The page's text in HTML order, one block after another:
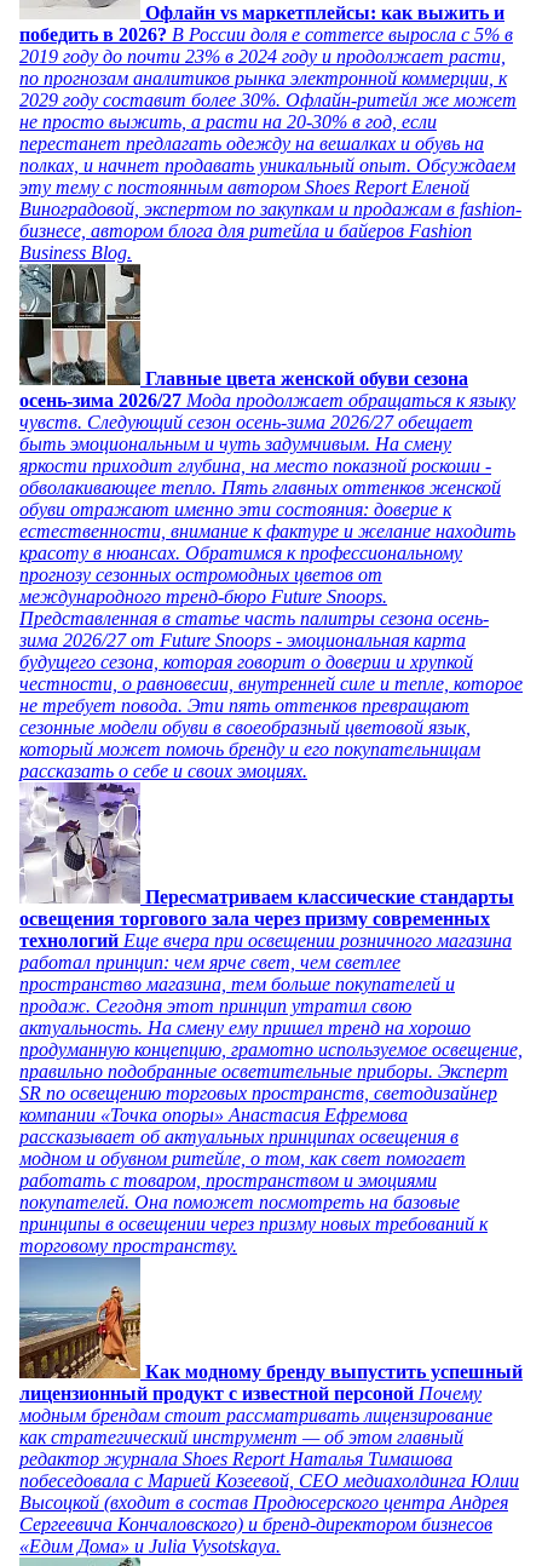
Офлайн vs маркетплейсы: как выжить и
победить в 2026? В России доля e commerce выросла с 5% в
2019 году до почти 23% в 2024 году и продолжает расти,
по прогнозам аналитиков рынка электронной коммерции, к
2029 году составит более 30%. Офлайн-ритейл же может
не просто выжить, а расти на 20-30% в год, если
перестанет предлагать одежду на вешалках и обувь на
полках, и начнет продавать уникальный опыт. Обсуждаем
эту тему с постоянным автором Shoes Report Еленой
Виноградовой, экспертом по закупкам и продажам в fashion-
бизнесе, автором блога для ритейла и байеров Fashion
Business Blog.
Главные цвета женской обуви сезона
осень-зима 2026/27 Мода продолжает обращаться к языку
чувств. Следующий сезон осень-зима 2026/27 обещает
быть эмоциональным и чуть задумчивым. На смену
яркости приходит глубина, на место показной роскоши -
обволакивающее тепло. Пять главных оттенков женской
обуви отражают именно эти состояния: доверие к
естественности, внимание к фактуре и желание находить
красоту в нюансах. Обратимся к профессиональному
прогнозу сезонных остромодных цветов от
международного тренд-бюро Future Snoops.
Представленная в статье часть палитры сезона осень-
зима 2026/27 от Future Snoops - эмоциональная карта
будущего сезона, которая говорит о доверии и хрупкой
честности, о равновесии, внутренней силе и тепле, которое
не требует повода. Эти пять оттенков превращают
сезонные модели обуви в своеобразный цветовой язык,
который может помочь бренду и его покупательницам
рассказать о себе и своих эмоциях.
Пересматриваем классические стандарты
освещения торгового зала через призму современных
технологий Еще вчера при освещении розничного магазина
работал принцип: чем ярче свет, чем светлее
пространство магазина, тем больше покупателей и
продаж. Сегодня этот принцип утратил свою
актуальность. На смену ему пришел тренд на хорошо
продуманную концепцию, грамотно используемое освещение,
правильно подобранные осветительные приборы. Эксперт
SR по освещению торговых пространств, светодизайнер
компании «Точка опоры» Анастасия Ефремова
рассказывает об актуальных принципах освещения в
модном и обувном ритейле, о том, как свет помогает
работать с товаром, пространством и эмоциями
покупателей. Она поможет посмотреть на базовые
принципы в освещении через призму новых требований к
торговому пространству.
Как модному бренду выпустить успешный
лицензионный продукт с известной персоной Почему
модным брендам стоит рассматривать лицензирование
как стратегический инструмент — об этом главный
редактор журнала Shoes Report Наталья Тимашова
побеседовала с Марией Козеевой, СЕО медиахолдинга Юлии
Высоцкой (входит в состав Продюсерского центра Андрея
Сергеевича Кончаловского) и бренд-директором бизнесов
«Едим Дома» и Julia Vysotskaya.